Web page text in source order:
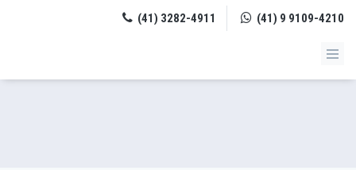
(41) 3282-4911 (41) 9 9109-4210